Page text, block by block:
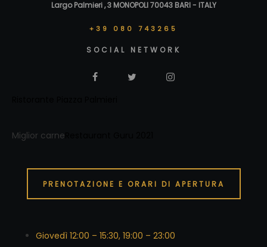
Largo Palmieri , 3 MONOPOLI 70043 BARI - ITALY
+39 080 743265
SOCIAL NETWORK
Miglior carne
PRENOTAZIONE E ORARI DI APERTURA
Giovedì 12:00 – 15:30, 19:00 – 23:00